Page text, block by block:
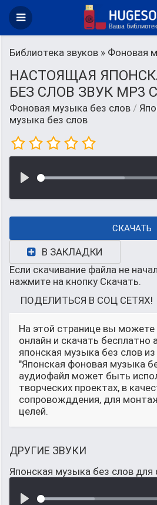
Библиотека звуков » Фоновая
НАСТОЯЩАЯ
БЕЗ СЛОВ ЗВУК MP3
Фоновая музыка без слов /
музыка без слов
СКАЧАТЬ
В ЗАКЛАДКИ
Если скачивание файла не
нажмите на кнопку Скачать.
ПОДЕЛИТЬСЯ В СОЦ СЕТЯХ!
На этой странице вы
онлайн и скачать
японская музыка без слов из
"Японская фоновая музыка
аудиофайл может быть
творческих проектах, в
сопровожддения, для
целей.
ДРУГИЕ ЗВУКИ
Японская музыка без слов для